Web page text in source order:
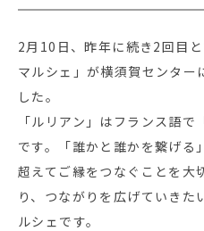
2月10日、昨年に続き2回目
マルシェ」が横須賀センター
した。
「ルリアン」はフランス語
です。「誰かと誰かを繋げる
超えてご縁をつなぐことを大
り、つながりを広げていきた
ルシェです。